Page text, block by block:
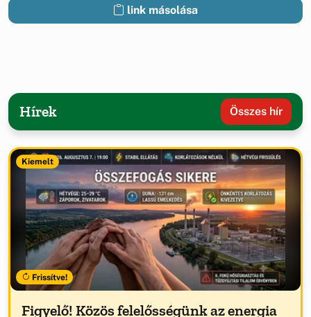
link másolása
Hírek Összes hír
Kiemelt
Frissítve!
Figyelő! Közös felelősségünk az energia